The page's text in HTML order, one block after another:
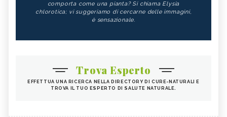
comporta come una pianta? Si chiama Elysia
chlorotica; vi suggeriamo di cercarne delle immagini,
è sensazionale.
Trova Esperto
EFFETTUA UNA RICERCA NELLA DIRECTORY DI CURE-NATURALI E
TROVA IL TUO ESPERTO DI SALUTE NATURALE.